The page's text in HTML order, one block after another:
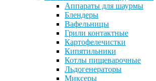
Аппараты для шаурмы
Блендеры
Вафельницы
Грили контактные
Картофелечистки
Кипятильники
Котлы пищеварочные
Льдогенераторы
Миксеры